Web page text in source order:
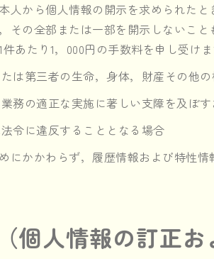
人から個人情報の開示を求められた
その全部または一部を開示しないこ
件あたり1，000円の手数料を申し受けま
は第三者の生命，身体，財産その他
務の適正な実施に著しい支障を及ぼ
令に違反することとなる場合
にかかわらず，履歴情報および特性
個人情報の訂正お